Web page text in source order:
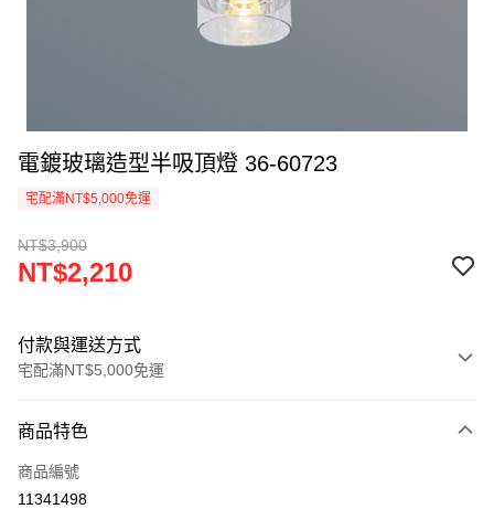
電鍍玻璃造型半吸頂燈 36-60723
宅配滿NT$5,000免運
NT$3,900
NT$2,210
付款與運送方式
宅配滿NT$5,000免運
信用卡一次付款
LINE Pay
商品特色
商品編號
11341498